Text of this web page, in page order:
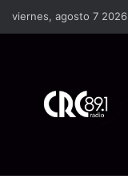
viernes, agosto 7 2026